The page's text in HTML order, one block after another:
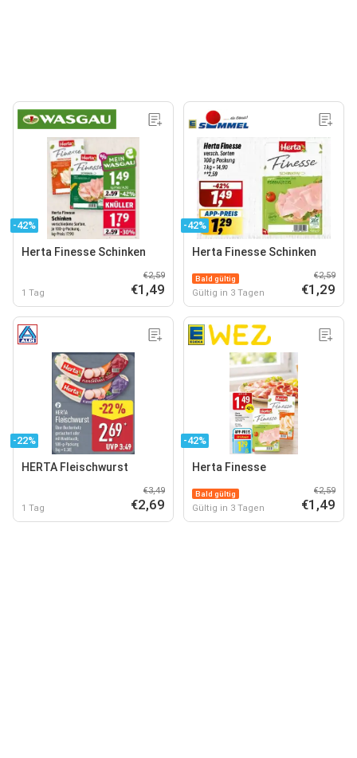
-42%
Herta Finesse Schinken
1 Tag
€2,59
€1,49
-42%
Herta Finesse Schinken
Bald gültig
Gültig in 3 Tagen
€2,59
€1,29
-22%
HERTA Fleischwurst
1 Tag
€3,49
€2,69
-42%
Herta Finesse
Bald gültig
Gültig in 3 Tagen
€2,59
€1,49